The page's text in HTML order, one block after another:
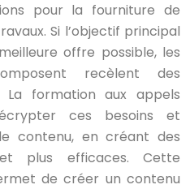
pour la fourniture de
Si l’objectif principal
offre possible, les
recèlent des
La formation aux appels
ces besoins et
contenu, en créant des
plus efficaces. Cette
de créer un contenu